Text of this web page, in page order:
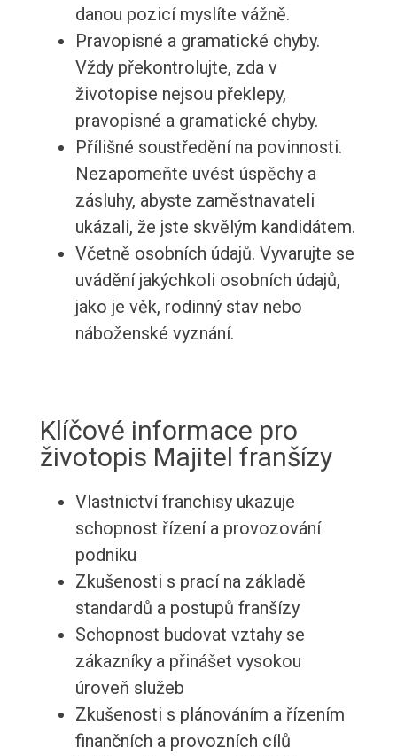
danou pozicí myslíte vážně.
Pravopisné a gramatické chyby.
Vždy překontrolujte, zda v
životopise nejsou překlepy,
pravopisné a gramatické chyby.
Přílišné soustředění na povinnosti.
Nezapomeňte uvést úspěchy a
zásluhy, abyste zaměstnavateli
ukázali, že jste skvělým kandidátem.
Včetně osobních údajů. Vyvarujte se
uvádění jakýchkoli osobních údajů,
jako je věk, rodinný stav nebo
náboženské vyznání.
Klíčové informace pro
životopis Majitel franšízy
Vlastnictví franchisy ukazuje
schopnost řízení a provozování
podniku
Zkušenosti s prací na základě
standardů a postupů franšízy
Schopnost budovat vztahy se
zákazníky a přinášet vysokou
úroveň služeb
Zkušenosti s plánováním a řízením
finančních a provozních cílů